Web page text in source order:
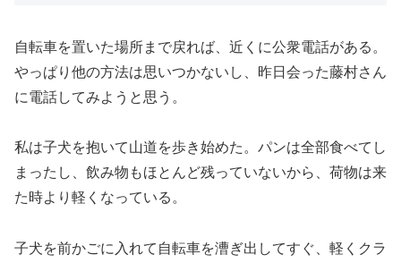
自転車を置いた場所まで戻れば、近くに公衆電話がある。
やっぱり他の方法は思いつかないし、昨日会った藤村さん
に電話してみようと思う。
私は子犬を抱いて山道を歩き始めた。パンは全部食べてし
まったし、飲み物もほとんど残っていないから、荷物は来
た時より軽くなっている。
子犬を前かごに入れて自転車を漕ぎ出してすぐ、軽くクラ